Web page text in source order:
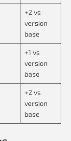
+2 vs
version
base
+1 vs
version
base
+2 vs
version
base